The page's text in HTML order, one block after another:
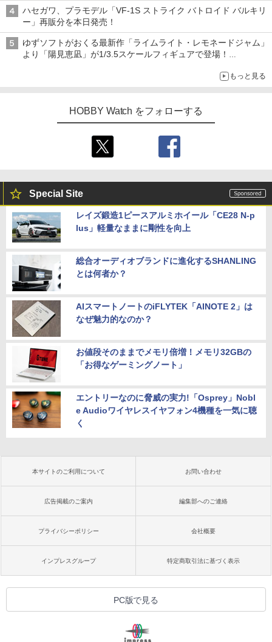
ハセガワ、プラモデル「VF-1S ストライク バトロイド バルキリ
ー」再販分を本日発売！
ゆずソフトがおくる最新作「ライムライト・レモネードジャム」
より「陽見恵凪」が1/3.5スケールフィギュアで登場！
もっと見る
HOBBY Watch をフォローする
Special Site
レイズ鍛造1ピースアルミホイール「CE28 N-p
lus」軽量なままに剛性を向上
総合オーディオブランドに進化するSHANLING
とは何者か？
AIスマートノートのiFLYTEK「AINOTE 2」は
なぜ魅力的なのか？
お値段そのままでメモリ倍増！メモリ32GBの
「お得なゲーミングノート」
エントリーなのに脅威の実力!「Osprey」Nobl
e Audioワイヤレスイヤフォン4機種を一気に聴
く
本サイトのご利用について お問い合わせ
広告掲載のご案内 編集部へのご連絡
プライバシーポリシー 会社概要
インプレスグループ 特定商取引法に基づく表示
PC版で見る